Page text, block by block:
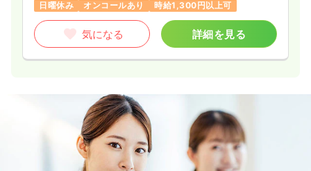
日曜休み
オンコールあり 時給1,300円以上可
気になる 詳細を見る